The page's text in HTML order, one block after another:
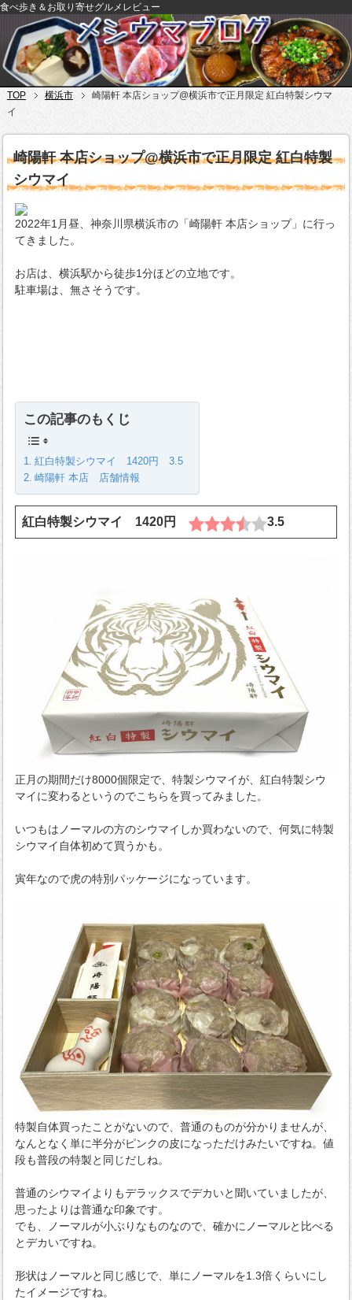
食べ歩き＆お取り寄せグルメレビュー
TOP 横浜市
崎陽軒 本店ショップ@横浜市で正月限定 紅白特製シウマ
イ
崎陽軒 本店ショップ@横浜市で正月限定 紅白特製
シウマイ
2022年1月昼、神奈川県横浜市の「崎陽軒 本店ショップ」に行っ
てきました。
お店は、横浜駅から徒歩1分ほどの立地です。
駐車場は、無さそうです。
この記事のもくじ
紅白特製シウマイ 1420円 3.5
崎陽軒 本店 店舗情報
紅白特製シウマイ 1420円 3.5
正月の期間だけ8000個限定で、特製シウマイが、紅白特製シウ
マイに変わるというのでこちらを買ってみました。
いつもはノーマルの方のシウマイしか買わないので、何気に特製
シウマイ自体初めて買うかも。
寅年なので虎の特別パッケージになっています。
特製自体買ったことがないので、普通のものが分かりませんが、
なんとなく単に半分がピンクの皮になっただけみたいですね。値
段も普段の特製と同じだしね。
普通のシウマイよりもデラックスでデカいと聞いていましたが、
思ったよりは普通な印象です。
でも、ノーマルが小ぶりなものなので、確かにノーマルと比べる
とデカいですね。
形状はノーマルと同じ感じで、単にノーマルを1.3倍くらいにし
たイメージですね。